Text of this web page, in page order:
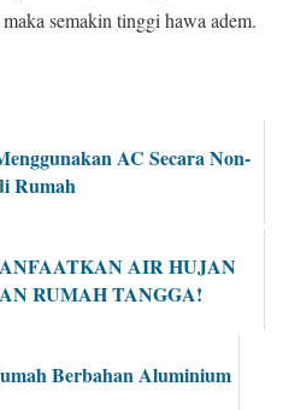
semakin tinggi hawa adem.
AC Secara Non-
Rumah
AIR HUJAN
RUMAH TANGGA!
Berbahan Aluminium